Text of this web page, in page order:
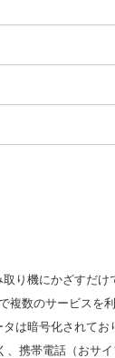
り機にかざすだけ
複数のサービスを
は暗号化されてお
携帯電話（おサ